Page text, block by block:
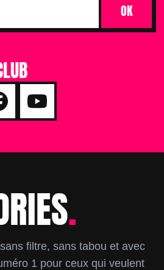
OK
.
filtre, sans tabou et avec
1 pour ceux qui veulent